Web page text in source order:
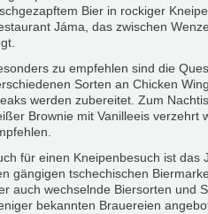
Bier in rockiger
Jáma, das zwischen
zu empfehlen sind die
Sorten an Chicken
werden zubereitet. Zum
Brownie mit Vanilleeis verzehrt
für einen Kneipenbesuch ist das
gängigen tschechischen
auch wechselnde Biersorten und
bekannten Brauereien